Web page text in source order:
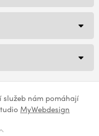
služeb nám pomáhají
MyWebdesign